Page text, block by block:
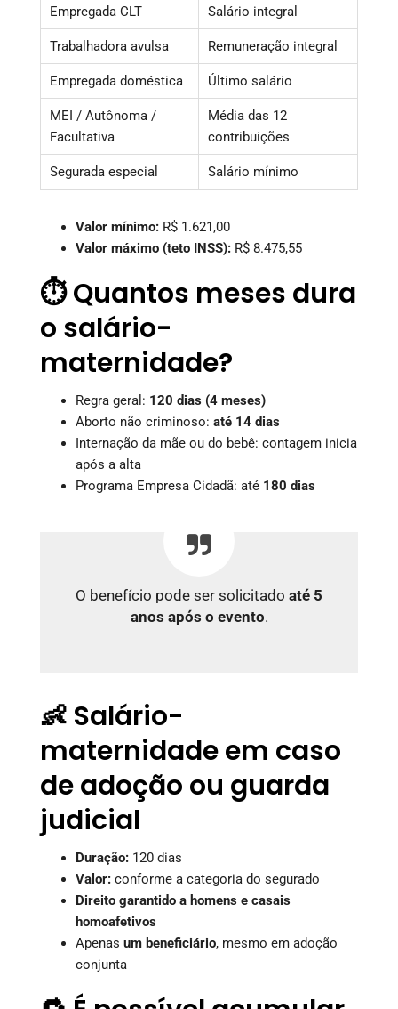
Empregada CLT Salário integral
Trabalhadora avulsa Remuneração integral
Empregada doméstica Último salário
MEI / Autônoma /
Facultativa
Média das 12
contribuições
Segurada especial Salário mínimo
Valor mínimo: R$ 1.621,00
Valor máximo (teto INSS): R$ 8.475,55
⏱️ Quantos meses dura
o salário-
maternidade?
Regra geral: 120 dias (4 meses)
Aborto não criminoso: até 14 dias
Internação da mãe ou do bebê: contagem inicia
após a alta
Programa Empresa Cidadã: até 180 dias
O benefício pode ser solicitado até 5
anos após o evento.
👶 Salário-
maternidade em caso
de adoção ou guarda
judicial
Duração: 120 dias
Valor: conforme a categoria do segurado
Direito garantido a homens e casais
homoafetivos
Apenas um beneficiário, mesmo em adoção
conjunta